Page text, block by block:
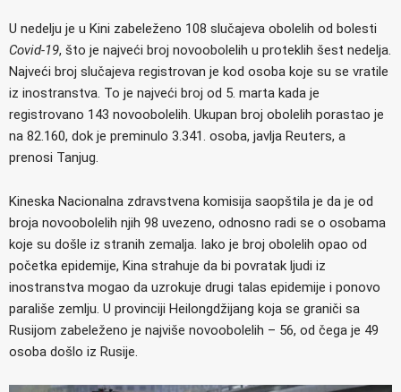
U nedelju je u Kini zabeleženo 108 slučajeva obolelih od bolesti
Covid-19, što je najveći broj novoobolelih u proteklih šest nedelja.
Najveći broj slučajeva registrovan je kod osoba koje su se vratile
iz inostranstva. To je najveći broj od 5. marta kada je
registrovano 143 novoobolelih. Ukupan broj obolelih porastao je
na 82.160, dok je preminulo 3.341. osoba, javlja Reuters, a
prenosi Tanjug.
Kineska Nacionalna zdravstvena komisija saopštila je da je od
broja novoobolelih njih 98 uvezeno, odnosno radi se o osobama
koje su došle iz stranih zemalja. Iako je broj obolelih opao od
početka epidemije, Kina strahuje da bi povratak ljudi iz
inostranstva mogao da uzrokuje drugi talas epidemije i ponovo
parališe zemlju. U provinciji Heilongdžijang koja se graniči sa
Rusijom zabeleženo je najviše novoobolelih – 56, od čega je 49
osoba došlo iz Rusije.